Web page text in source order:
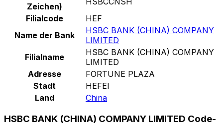
Zeichen)
Filialcode
HEF
Name der Bank
HSBC BANK (CHINA) COMPANY
LIMITED
Filialname
HSBC BANK (CHINA) COMPANY
LIMITED
Adresse
FORTUNE PLAZA
Stadt
HEFEI
Land
China
HSBC BANK (CHINA) COMPANY LIMITED Code-